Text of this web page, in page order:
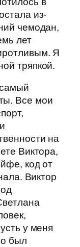
из-
чемодан,
лет
Я
тряпкой.
Все мои
на
Виктора,
код от
Виктор
у меня
был